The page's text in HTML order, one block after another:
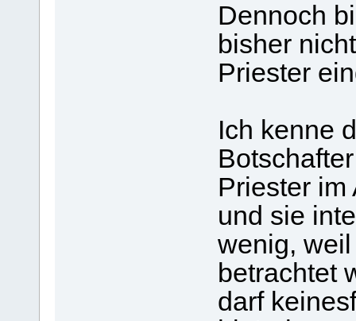
Dennoch
bisher
Priester
Ich kenne
Priester im
und sie
wenig,
betrachtet
darf